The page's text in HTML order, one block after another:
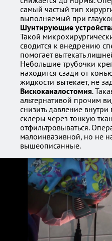
самый частый тип
выполняемый при
Шунтирующие
Такой
сводится к внедрению
помогает вытекать
Небольшие трубочки
находится сзади от
жидкости вытекает, не
Вискоканалостомия.
альтернативой прочим
снизить давление внутри
склеры через тонкую
отфильтровываться.
малоинвазивной, но не
вышеописанные.